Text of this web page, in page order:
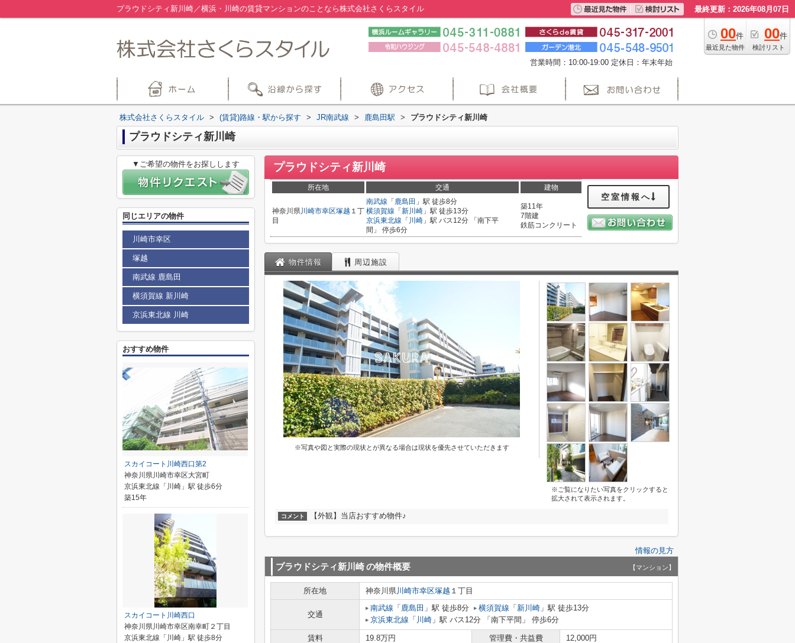
プラウドシティ新川崎／横浜・川崎の賃貸マンションのことなら株式会社さくらスタイル 最終更新：2026年08月07日
00件
最近見た物件
00件
検討リスト
営業時間：10:00-19:00 定休日：年末年始
株式会社さくらスタイル > (賃貸)路線・駅から探す > JR南武線 > 鹿島田駅 > プラウドシティ新川崎
プラウドシティ新川崎
プラウドシティ新川崎
所在地 交通 建物
神奈川県川崎市幸区塚越 １丁
目
南武線 「 鹿島田 」駅 徒歩8分
横須賀線 「 新川崎 」駅 徒歩13分
京浜東北線 「 川崎 」駅 バス12分 「南下平
間」 停歩6分
築11年
7階建
鉄筋コンクリート
空室情報へ
物件情報 周辺施設
※写真や図と実際の現状とが異なる場合は現状を優先させていただきます
※ご覧になりたい写真をクリックすると
拡大されて表示されます。
コメント 【外観】当店おすすめ物件♪
情報の見方
プラウドシティ新川崎の物件概要 【マンション】
所在地 神奈川県川崎市幸区塚越 １丁目
交通
南武線 「 鹿島田 」駅 徒歩8分 横須賀線 「 新川崎 」駅 徒歩13分
京浜東北線 「 川崎 」駅 バス12分 「南下平間」 停歩6分
賃料 19.8万円 管理費・共益費
12,000円
▼ご希望の物件をお探しします
同じエリアの物件
川崎市幸区
塚越
南武線 鹿島田
横須賀線 新川崎
京浜東北線 川崎
おすすめ物件
スカイコート川崎西口第2
神奈川県川崎市幸区大宮町
京浜東北線「川崎」駅 徒歩6分
築15年
スカイコート川崎西口
神奈川県川崎市幸区南幸町２丁目
京浜東北線「川崎」駅 徒歩8分